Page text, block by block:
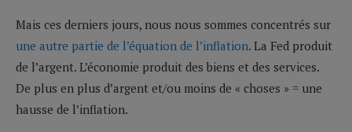
Mais ces derniers jours, nous nous sommes concentrés sur
une autre partie de l’équation de l’inflation. La Fed produit
de l’argent. L’économie produit des biens et des services.
De plus en plus d’argent et/ou moins de « choses » = une
hausse de l’inflation.